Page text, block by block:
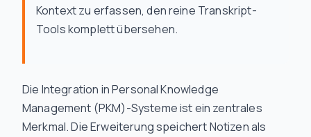
Kontext zu erfassen, den reine Transkript-
Tools komplett übersehen.
Die Integration in Personal Knowledge
Management (PKM)-Systeme ist ein zentrales
Merkmal. Die Erweiterung speichert Notizen als